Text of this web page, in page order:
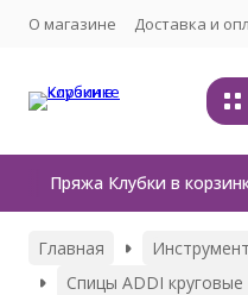
О магазине Доставка и
Пряжа Клубки в
Главная
Спицы ADDI